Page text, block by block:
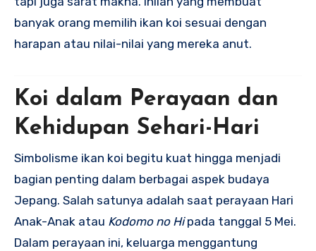
banyak orang memilih ikan koi sesuai dengan
harapan atau nilai-nilai yang mereka anut.
Koi dalam Perayaan dan
Kehidupan Sehari-Hari
Simbolisme ikan koi begitu kuat hingga menjadi
bagian penting dalam berbagai aspek budaya
Jepang. Salah satunya adalah saat perayaan Hari
Anak-Anak atau Kodomo no Hipada tanggal 5 Mei.
Dalam perayaan ini, keluarga menggantung